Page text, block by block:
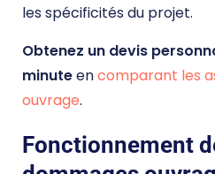
les spécificités du projet.
Obtenez un devis
minuteencomparant les
ouvrage.
Fonctionnement